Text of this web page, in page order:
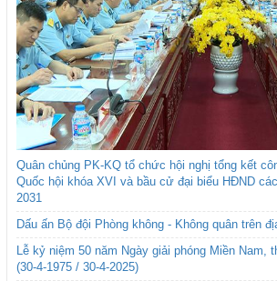
Quân chủng PK-KQ tổ chức hội nghị tổng kết
Quốc hội khóa XVI và bầu cử đại biểu HĐND
2031
Dấu ấn Bộ đội Phòng không - Không quân trên
Lễ kỷ niệm 50 năm Ngày giải phóng Miền Nam,
(30-4-1975 / 30-4-2025)